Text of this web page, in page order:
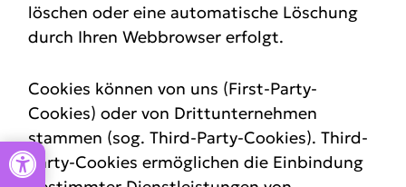
löschen oder eine automatische Löschung
durch Ihren Webbrowser erfolgt.
Cookies können von uns (First-Party-
Cookies) oder von Drittunternehmen
stammen (sog. Third-Party-Cookies). Third-
Party-Cookies ermöglichen die Einbindung